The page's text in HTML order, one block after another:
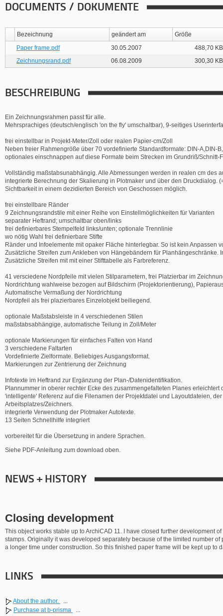
DOCUMENTS / DOKUMENTE
Bezeichnung geändert am
Größe
Paper frame.pdf
30.05.2007
488,70 KB
Zeichnungsrand.pdf
06.08.2009 300,30 KB
BESCHREIBUNG
Ein Zeichnungsrahmen passt für alle.
Mehrsprachiges (deutsch/englisch 'on the fly' umschaltbar), 9-seitiges
frei einstellbar in Projekt-Meter/Zoll oder realen Papier-cm/Zoll
Neben freier Rahmengröße über 70 vordefinierte Standardformate: DIN-
optionales einschnappen auf diese Formate beim Strecken im Grundriß/Schnitt-
Vollständig maßstabsunabhängig. Alle Abmessungen werden in realen cm des
integrierte Berechnung der Skalierung in Plotmaker und über den Druckdialog.
Sichtbarkeit in einem dezidierten Bereich von Geschossen möglich.
frei einstellbare Ränder
9 Zeichnungsrandstile mit einer Reihe von Einstellmöglichkeiten für Varianten
separater Heftrand; umschaltbar oben/links
frei definierbares Stempelfeld links/unten; optionale Trennlinie
wo nötig Wahl frei definierbare Stifte
Ränder und Infoelemente mit opaker Fläche hinterlegbar. So ist kein
Zusätzliche Streifen zum Ankleben von Hängebändern für Planhängeschränke.
Zusätzliche Streifen mit mit einer Stifttabelle als Farbreferenz.
41 versciedene Nordpfeile mit vielen Stilparametern, frei Platzierbar im
Nordrichtung wahlweise bezogen auf Bildschirm (Projektorientierung),
Automatische Vermaßung der Nordrichtung
Nordpfeil als frei plazierbares Einzelobjekt beiliegend.
optionale Maßstabsleiste in 4 verschiedenen Stilen
maßstabsabhängige, automatische Teilung in Zoll/Meter
optionale Markierungen für einfaches Falten von Hand
3 verschiedene Faltarten
Vordefinierte Zielformate. Beliebiges Ausgangsformat.
Markierungen zur Zentrierung der Zeichnung
Infotexte im Heftrand zur Ergänzung der Plan-/Datenidentifikation.
Plannummer in oberer rechter Ecke des zusammengefalteten Planes erleichtert
'intelligente' Referenz auf die Filenamen der Projektdatei und Layoutdateien,
Arbeitsplatzes/Zeichners.
integrierte Verwendung der Plotmaker Autotexte.
13 Seiten Schnellhilfe integriert
vorbereitet für die Übersetzung in andere Sprachen.
Siehe PDF-Anleitung zum download oben.
NEWS + HISTORY
Closing development
This object works stable up to ArchiCAD 11. I have closed further development
stamps. Originally it was developed separately because of the limited number
a longer time under construction. So this finished paper frame will be kept up
LINKS
About the author.
...
Purchase at b-prisma
...